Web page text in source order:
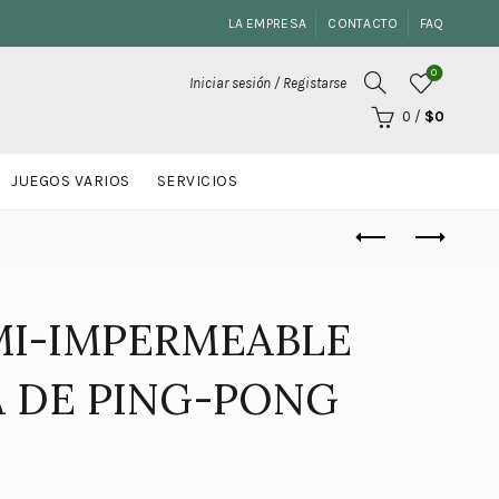
LA EMPRESA CONTACTO FAQ
Iniciar sesión / Registarse
0
0 / $0
JUEGOS VARIOS SERVICIOS
IMPERMEABLE
DE PING-PONG